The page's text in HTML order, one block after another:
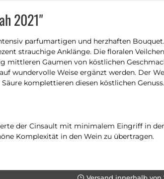
2021"
parfumartigen und herzhaften
strauchige Anklänge. Die floralen
mittleren Gaumen von köstlichen
wundervolle Weise ergänzt werden. Der
komplettieren diesen köstlichen
der Cinsault mit minimalem Eingriff in
Komplexität in den Wein zu übertragen.
Versand innerhalb von